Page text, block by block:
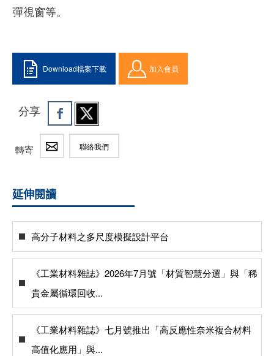
彈視窗等。
Download檔案下載 加入會員
分享
轉寄 聯絡我們
延伸閱讀
高分子材料之多尺度模擬設計平台
《工業材料雜誌》2026年7月號「材質智慧分選」與「稀
貴金屬循環回收...
《工業材料雜誌》七月號推出「高反應性奈米複合材料
高值化應用」與...